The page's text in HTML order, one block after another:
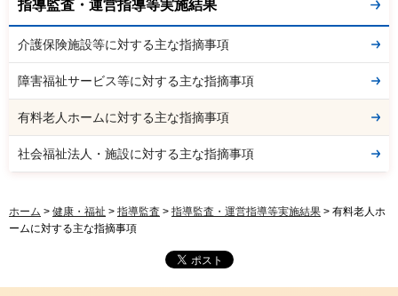
指導監査・運営指導等実施結果
介護保険施設等に対する主な指摘事項
障害福祉サービス等に対する主な指摘事項
有料老人ホームに対する主な指摘事項
社会福祉法人・施設に対する主な指摘事項
ホーム > 健康・福祉 > 指導監査 > 指導監査・運営指導等実施結果 > 有料老人ホ
ームに対する主な指摘事項